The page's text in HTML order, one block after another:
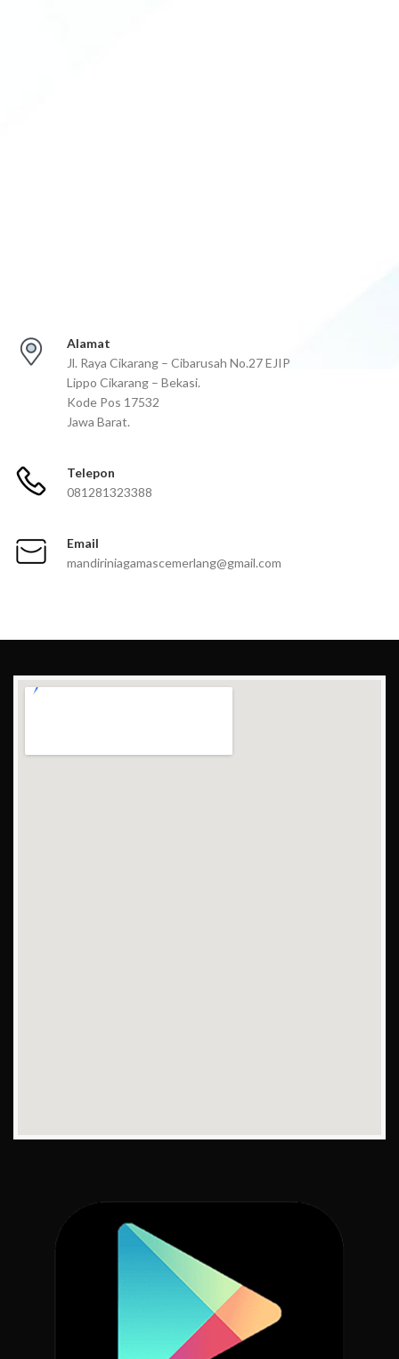
Alamat
Jl. Raya Cikarang – Cibarusah No.27 EJIP
Lippo Cikarang – Bekasi.
Kode Pos 17532
Jawa Barat.
Telepon
081281323388
Email
mandiriniagamascemerlang@gmail.com